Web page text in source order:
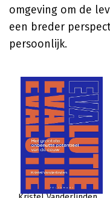
omgeving om de
een breder
persoonlijk.